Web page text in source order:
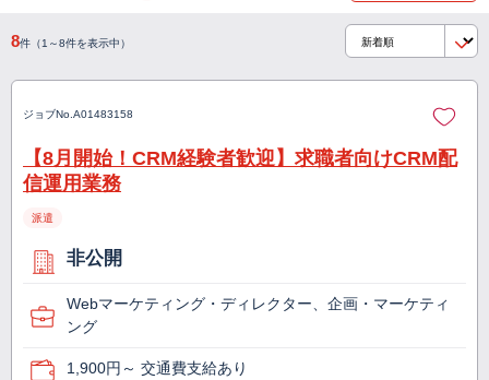
8件（1～8件を表示中）
ジョブNo. A01483158
【8月開始！CRM経験者歓迎】求職者向けCRM配
信運用業務
派遣
非公開
Webマーケティング・ディレクター、企画・マーケティ
ング
1,900円～ 交通費支給あり